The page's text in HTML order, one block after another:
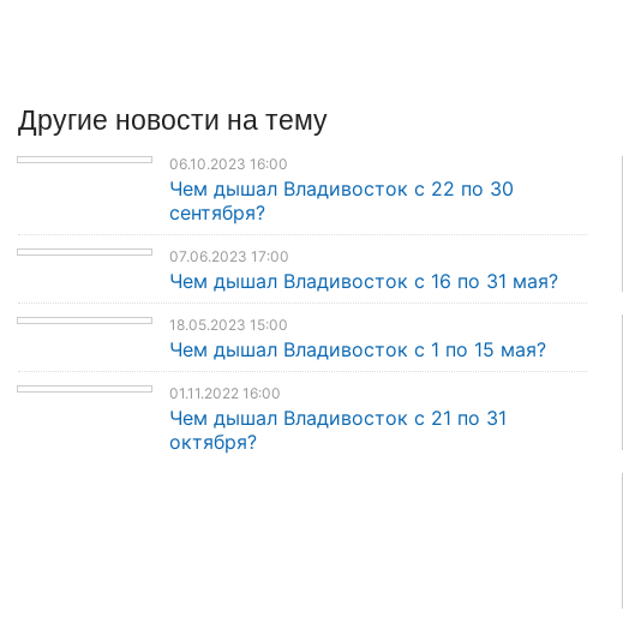
Другие новости на тему
06.10.2023 16:00
Чем дышал Владивосток с 22 по 30
сентября?
07.06.2023 17:00
Чем дышал Владивосток с 16 по 31 мая?
18.05.2023 15:00
Чем дышал Владивосток с 1 по 15 мая?
01.11.2022 16:00
Чем дышал Владивосток с 21 по 31
октября?